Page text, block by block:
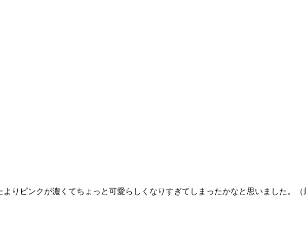
りピンクが濃くてちょっと可愛らしくなりすぎてしまったかなと思いました。